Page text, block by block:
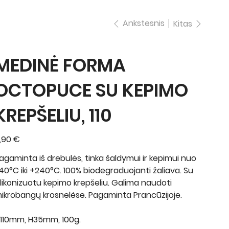
Ankstesnis Kitas
FORMA
SU KEPIMO
110
€
iš drebulės, tinka šaldymui ir kepimui nuo
iki +240°C. 100% biodegraduojanti žaliava. Su
kepimo krepšeliu. Galima naudoti
krosnelėse. Pagaminta Prancūzijoje.
H35mm, 100g.